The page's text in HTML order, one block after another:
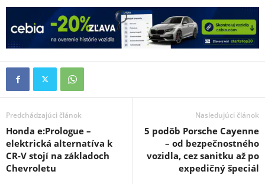
Predchádzajúci článok
Honda e:Prologue –
elektrická alternatíva k
CR-V stojí na základoch
Chevroletu
Nasledujúci článok
5 podôb Porsche Cayenne
– od bezpečnostného
vozidla, cez sanitku až po
expedičný špeciál